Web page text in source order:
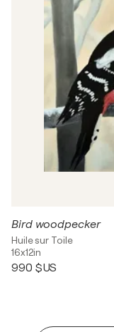
Bird woodpecker
Huile sur Toile
16x12in
990 $US